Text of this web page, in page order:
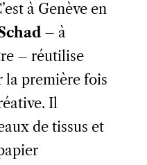
à Genève en
– à
– réutilise
la première fois
Il
de tissus et